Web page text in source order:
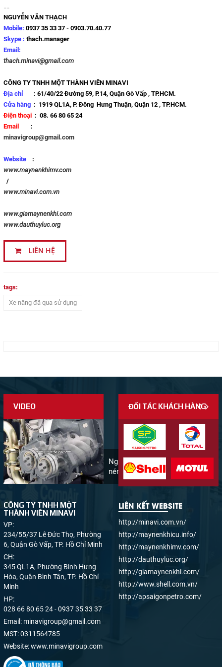
....
NGUYỄN VĂN THẠCH
Mobile: 0937 35 33 37 - 0903.70.40.77
Skype : thach.manager
Email:
thach.minavi@gmail.com
CÔNG TY TNHH MỘT THÀNH VIÊN MINAVI
Địa chỉ : 61/40/22 Đường 59, P.14, Quận Gò Vấp , TP.HCM.
Cửa hàng : 1919 QL1A, P. Đông Hưng Thuận, Quận 12 , TP.HCM.
Điện thoại : 08. 66 80 65 24
Email
:
minavigroup@gmail.com
Website
:
www.maynenkhimv.com
/
www.minavi.com.vn
www.giamaynenkhi.com
www.dauthuyluc.org
LIÊN HỆ
tags:
Xe nâng đã qua sử dụng
VIDEO
Nguyên lý hoạt động máy
nén khí
ĐỐI TÁC KHÁCH HÀNG
CÔNG TY TNHH MỘT
THÀNH VIÊN MINAVI
VP:
234/55/37 Lê Đức Thọ, Phường
6, Quận Gò Vấp, TP. Hồ Chí Minh
CH:
345 QL1A, Phường Bình Hưng
Hòa, Quận Bình Tân, TP. Hồ Chí
Minh
HP:
028 66 80 65 24 - 0937 35 33 37
Email: minavigroup@gmail.com
MST:0311564785
Website:www.minavigroup.com
LIÊN KẾT WEBSITE
http://minavi.com.vn/
http://maynenkhicu.info/
http://maynenkhimv.com/
http://dauthuyluc.org/
http://giamaynenkhi.com/
http://www.shell.com.vn/
http://apsaigonpetro.com/
THEO DÕI
Google
Twitter
LIÊN HỆ
0937 35 33 37
Email
Gọi cho chúng tôi
Nhắn tin
Mail
COPYRIGHT 2017. ALL RIGHTS RESERVED